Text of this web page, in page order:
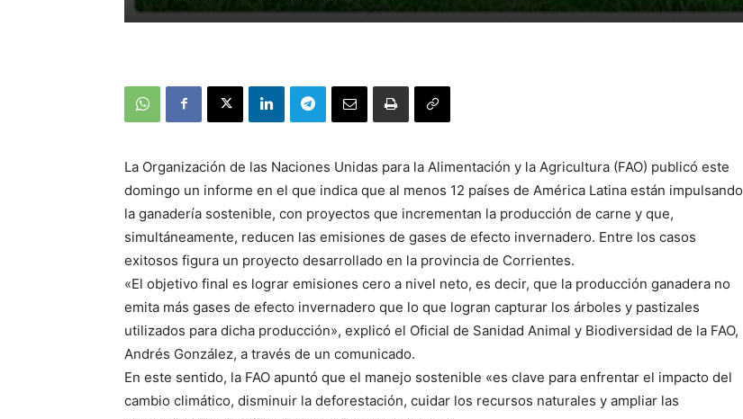
La Organización de las Naciones Unidas para la Alimentación y la Agricultura (FAO) publicó este
domingo un informe en el que indica que al menos 12 países de América Latina están impulsando
la ganadería sostenible, con proyectos que incrementan la producción de carne y que,
simultáneamente, reducen las emisiones de gases de efecto invernadero. Entre los casos
exitosos figura un proyecto desarrollado en la provincia de Corrientes.
«El objetivo final es lograr emisiones cero a nivel neto, es decir, que la producción ganadera no
emita más gases de efecto invernadero que lo que logran capturar los árboles y pastizales
utilizados para dicha producción», explicó el Oficial de Sanidad Animal y Biodiversidad de la FAO,
Andrés González, a través de un comunicado.
En este sentido, la FAO apuntó que el manejo sostenible «es clave para enfrentar el impacto del
cambio climático, disminuir la deforestación, cuidar los recursos naturales y ampliar las